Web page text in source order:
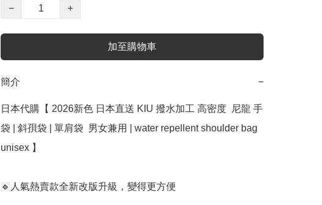
−
+
加至購物車
簡介 −
日本代購【 2026新色 日本直送 KIU 撥水加工 高密度  尼龍 手
袋 | 斜孭袋 | 單肩袋  男女兼用 | water repellent shoulder bag
unisex 】
🔹人氣熱賣款全新改版升級，變得更方便